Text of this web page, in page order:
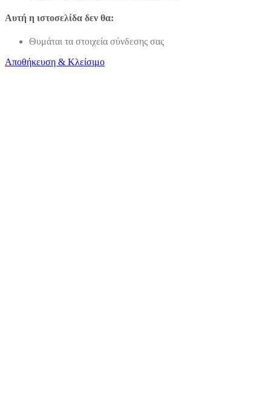
Αυτή η ιστοσελίδα δεν θα:
Θυμάται τα στοιχεία σύνδεσης σας
Αποθήκευση & Κλείσιμο